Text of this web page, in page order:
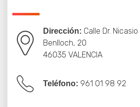
Dirección: Calle Dr. Nicasio
Benlloch, 20
46035 VALENCIA
Teléfono: 961 01 98 92